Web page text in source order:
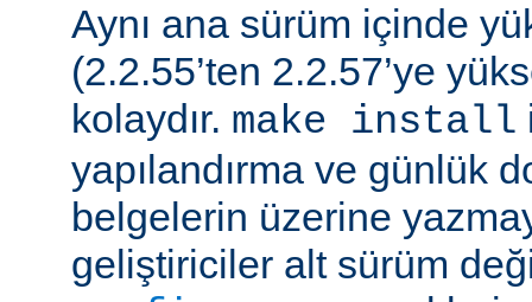
Aynı ana sürüm içinde
(2.2.55’ten 2.2.57’ye
kolaydır. make install
yapılandırma ve günlük
belgelerin üzerine
geliştiriciler alt sürüm